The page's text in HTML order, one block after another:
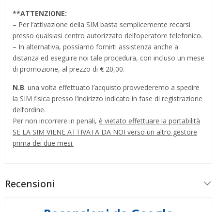
**ATTENZIONE:
– Per l’attivazione della SIM basta semplicemente recarsi
presso qualsiasi centro autorizzato dell’operatore telefonico.
– In alternativa, possiamo fornirti assistenza anche a
distanza ed eseguire noi tale procedura, con incluso un mese
di promozione, al prezzo di € 20,00.
N.B. una volta effettuato l’acquisto provvederemo a spedire
la SIM fisica presso l’indirizzo indicato in fase di registrazione
dell’ordine.
Per non incorrere in penali, è vietato effettuare la portabilità
SE LA SIM VIENE ATTIVATA DA NOI verso un altro gestore
prima dei due mesi.
Recensioni